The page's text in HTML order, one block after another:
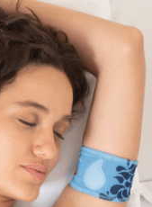
dni
korzystania z
przesyłania
jedną z